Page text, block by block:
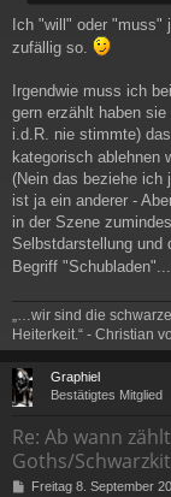
Ich "will" oder
zufällig so.
Irgendwie muss ich
gern erzählt haben
i.d.R. nie stimmte)
kategorisch ablehnen
(Nein das beziehe
ist ja ein anderer -
in der Szene
Selbstdarstellung und
Begriff "Schubladen"...
„…wir sind die
Heiterkeit.“ - Christian
Graphiel
Bestätigtes Mitglied
Re: Ab wann
Goths/
BFreitag 8. September